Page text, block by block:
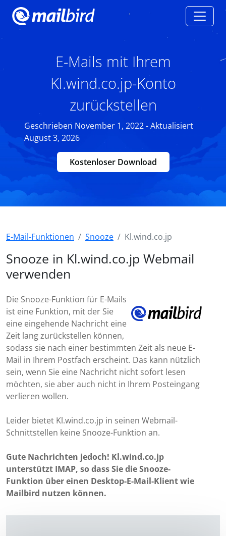
E-Mails mit Ihrem
Kl.wind.co.jp-Konto
zurückstellen
Geschrieben November 1, 2022 - Aktualisiert
August 3, 2026
Kostenloser Download
E-Mail-Funktionen Snooze Kl.wind.co.jp
Snooze in Kl.wind.co.jp Webmail
verwenden
Die Snooze-Funktion für E-Mails
ist eine Funktion, mit der Sie
eine eingehende Nachricht eine
Zeit lang zurückstellen können,
sodass sie nach einer bestimmten Zeit als neue E-
Mail in Ihrem Postfach erscheint. Das kann nützlich
sein, wenn Sie eine Nachricht nicht sofort lesen
möchten, sie aber auch nicht in Ihrem Posteingang
verlieren wollen.
Leider bietet Kl.wind.co.jp in seinen Webmail-
Schnittstellen keine Snooze-Funktion an.
Gute Nachrichten jedoch! Kl.wind.co.jp
unterstützt IMAP, so dass Sie die Snooze-
Funktion über einen Desktop-E-Mail-Klient wie
Mailbird nutzen können.